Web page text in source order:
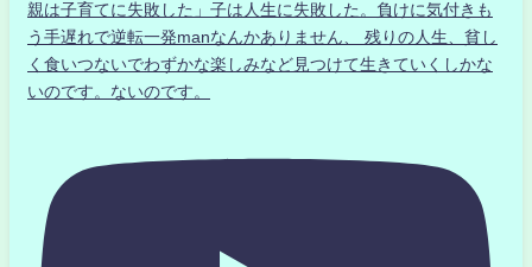
親は子育てに失敗した」子は人生に失敗した。負けに気付きも
う手遅れで逆転一発manなんかありません、 残りの人生、貧し
く食いつないでわずかな楽しみなど見つけて生きていくしかな
いのです。ないのです。